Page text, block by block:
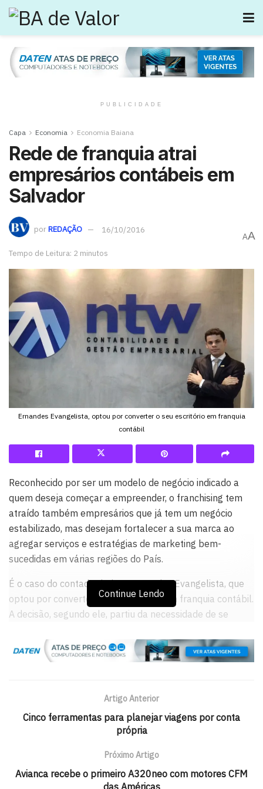
PUBLICIDADE
Capa Economia Economia Baiana
Rede de franquia atrai
empresários contábeis em
Salvador
porREDAÇÃO 16/10/2016
Tempo de Leitura: 2 minutos
AA
Ernandes Evangelista, optou por converter o seu escritório em franquia
contábil
Reconhecido por ser um modelo de negócio indicado a
quem deseja começar a empreender, o franchising tem
atraído também empresários que já tem um negócio
estabilizado, mas desejam fortalecer a sua marca ao
agregar serviços e estratégias de marketing bem-
sucedidas em várias regiões do País.
É o caso do contador baiano Ernandes Evangelista, que
optou por converter o seu escritório em franquia contábil.
A decisão, segundo ele, partiu da necessidade de se
a evolução do fisco eletrônico passou a exigir uma
atuação mais consultiva dos profissionais da área.
acessórias, mas participar ativamente das tomadas de
decisões nas empresas. E a franquia ajuda neste sentido,
pois já tem um modelo de atuação pré-definido que é
Além disso, fazer parte de uma rede presente nas quatro
Continue Lendo
Artigo Anterior
Cinco ferramentas para planejar viagens por conta
própria
Próximo Artigo
Avianca recebe o primeiro A320neo com motores CFM
das Américas